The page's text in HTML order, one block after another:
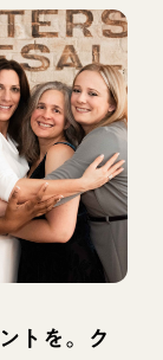
事例
業継承
トを。ク